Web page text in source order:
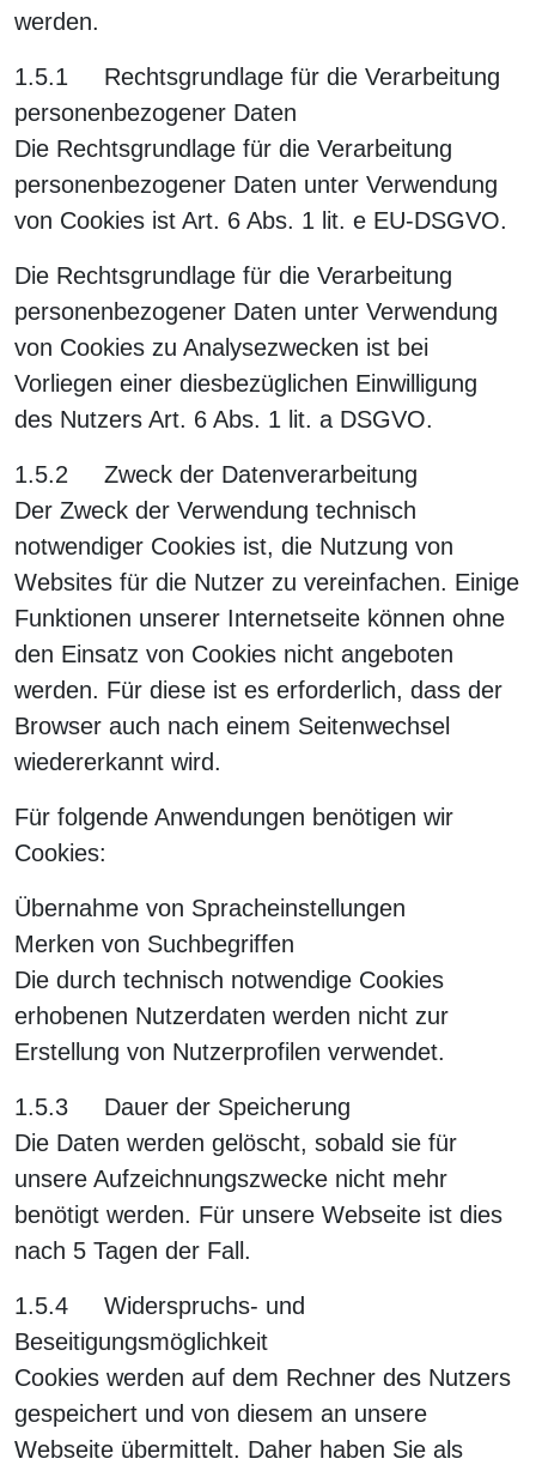
werden.
1.5.1 Rechtsgrundlage für die Verarbeitung
personenbezogener Daten
Die Rechtsgrundlage für die Verarbeitung
personenbezogener Daten unter Verwendung
von Cookies ist Art. 6 Abs. 1 lit. e EU-DSGVO.
Die Rechtsgrundlage für die Verarbeitung
personenbezogener Daten unter Verwendung
von Cookies zu Analysezwecken ist bei
Vorliegen einer diesbezüglichen Einwilligung
des Nutzers Art. 6 Abs. 1 lit. a DSGVO.
1.5.2 Zweck der Datenverarbeitung
Der Zweck der Verwendung technisch
notwendiger Cookies ist, die Nutzung von
Websites für die Nutzer zu vereinfachen. Einige
Funktionen unserer Internetseite können ohne
den Einsatz von Cookies nicht angeboten
werden. Für diese ist es erforderlich, dass der
Browser auch nach einem Seitenwechsel
wiedererkannt wird.
Für folgende Anwendungen benötigen wir
Cookies:
Übernahme von Spracheinstellungen
Merken von Suchbegriffen
Die durch technisch notwendige Cookies
erhobenen Nutzerdaten werden nicht zur
Erstellung von Nutzerprofilen verwendet.
1.5.3 Dauer der Speicherung
Die Daten werden gelöscht, sobald sie für
unsere Aufzeichnungszwecke nicht mehr
benötigt werden. Für unsere Webseite ist dies
nach 5 Tagen der Fall.
1.5.4 Widerspruchs- und
Beseitigungsmöglichkeit
Cookies werden auf dem Rechner des Nutzers
gespeichert und von diesem an unsere
Webseite übermittelt. Daher haben Sie als